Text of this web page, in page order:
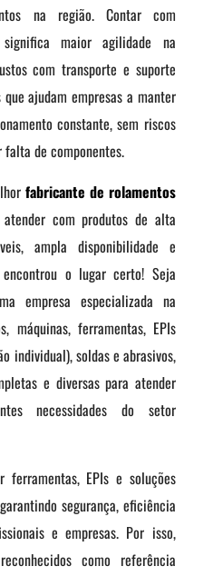
na região. Contar com
significa maior agilidade na
com transporte e suporte
ajudam empresas a manter
constante, sem riscos
falta de componentes.
fabricante de rolamentos
com produtos de alta
ampla disponibilidade e
o lugar certo! Seja
empresa especializada na
máquinas, ferramentas, EPIs
individual), soldas e abrasivos,
e diversas para atender
necessidades do setor
ferramentas, EPIs e soluções
segurança, eficiência
e empresas. Por isso,
como referência